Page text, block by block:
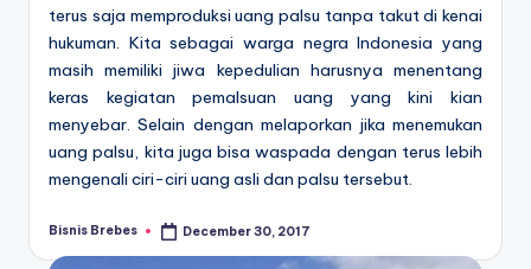
terus saja memproduksi uang palsu tanpa takut di kenai
hukuman. Kita sebagai warga negra Indonesia yang
masih memiliki jiwa kepedulian harusnya menentang
keras kegiatan pemalsuan uang yang kini kian
menyebar. Selain dengan melaporkan jika menemukan
uang palsu, kita juga bisa waspada dengan terus lebih
mengenali ciri-ciri uang asli dan palsu tersebut.
Posted
Bisnis Brebes December 30, 2017